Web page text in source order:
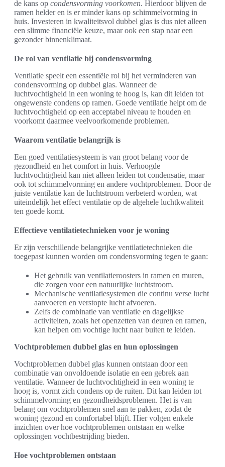
de kans op condensvorming voorkomen. Hierdoor blijven de
ramen helder en is er minder kans op schimmelvorming in
huis. Investeren in kwaliteitsvol dubbel glas is dus niet alleen
een slimme financiële keuze, maar ook een stap naar een
gezonder binnenklimaat.
De rol van ventilatie bij condensvorming
Ventilatie speelt een essentiële rol bij het verminderen van
condensvorming op dubbel glas. Wanneer de
luchtvochtigheid in een woning te hoog is, kan dit leiden tot
ongewenste condens op ramen. Goede ventilatie helpt om de
luchtvochtigheid op een acceptabel niveau te houden en
voorkomt daarmee veelvoorkomende problemen.
Waarom ventilatie belangrijk is
Een goed ventilatiesysteem is van groot belang voor de
gezondheid en het comfort in huis. Verhoogde
luchtvochtigheid kan niet alleen leiden tot condensatie, maar
ook tot schimmelvorming en andere vochtproblemen. Door de
juiste ventilatie kan de luchtstroom verbeterd worden, wat
uiteindelijk het effect ventilatie op de algehele luchtkwaliteit
ten goede komt.
Effectieve ventilatietechnieken voor je woning
Er zijn verschillende belangrijke ventilatietechnieken die
toegepast kunnen worden om condensvorming tegen te gaan:
Het gebruik van ventilatieroosters in ramen en muren,
die zorgen voor een natuurlijke luchtstroom.
Mechanische ventilatiesystemen die continu verse lucht
aanvoeren en verstopte lucht afvoeren.
Zelfs de combinatie van ventilatie en dagelijkse
activiteiten, zoals het openzetten van deuren en ramen,
kan helpen om vochtige lucht naar buiten te leiden.
Vochtproblemen dubbel glas en hun oplossingen
Vochtproblemen dubbel glas kunnen ontstaan door een
combinatie van onvoldoende isolatie en een gebrek aan
ventilatie. Wanneer de luchtvochtigheid in een woning te
hoog is, vormt zich condens op de ruiten. Dit kan leiden tot
schimmelvorming en gezondheidsproblemen. Het is van
belang om vochtproblemen snel aan te pakken, zodat de
woning gezond en comfortabel blijft. Hier volgen enkele
inzichten over hoe vochtproblemen ontstaan en welke
oplossingen vochtbestrijding bieden.
Hoe vochtproblemen ontstaan